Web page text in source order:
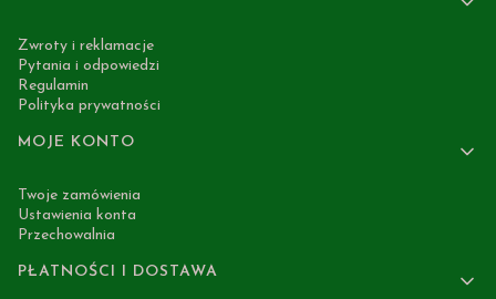
Zwroty i reklamacje
Pytania i odpowiedzi
Regulamin
Polityka prywatności
MOJE KONTO
Twoje zamówienia
Ustawienia konta
Przechowalnia
PŁATNOŚCI I DOSTAWA